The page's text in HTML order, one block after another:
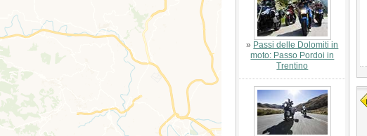
» Passi delle Dolomiti in
moto: Passo Pordoi in
Trentino